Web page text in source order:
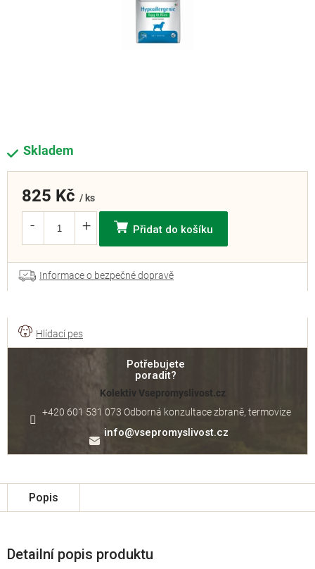
Skladem
825 Kč / ks
Přidat do košíku
Informace o bezpečné dopravě
Potřebujete
poradit?
Kolektiv Vsepromyslivost.cz
info@vsepromyslivost.cz
+420 601 531 073 Odborná konzultace zbraně, termovize
Popis
Detailní popis produktu